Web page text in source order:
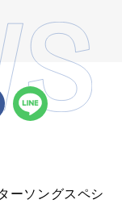
ーソングスペシ